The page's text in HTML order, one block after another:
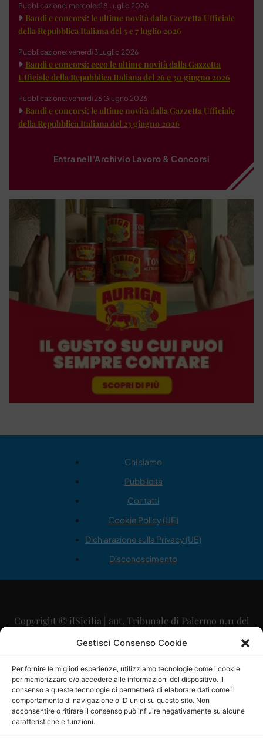
Gestisci Consenso Cookie
Per fornire le migliori esperienze, utilizziamo tecnologie come i cookie
per memorizzare e/o accedere alle informazioni del dispositivo. Il
consenso a queste tecnologie ci permetterà di elaborare dati come il
comportamento di navigazione o ID unici su questo sito. Non
acconsentire o ritirare il consenso può influire negativamente su alcune
caratteristiche e funzioni.
Pubblicazione: mercoledì 8 Luglio 2026
Bandi e concorsi: le ultime novità dalla Gazzetta Ufficiale
della Repubblica Italiana del 3 e 7 luglio 2026
Pubblicazione: venerdì 3 Luglio 2026
Bandi e concorsi: ecco le ultime novità dalla Gazzetta
Ufficiale della Repubblica Italiana del 26 e 30 giugno 2026
Pubblicazione: venerdì 26 Giugno 2026
Bandi e concorsi: le ultime novità dalla Gazzetta Ufficiale
della Repubblica Italiana del 23 giugno 2026
Entra nell'Archivio Lavoro & Concorsi
Chi siamo
Pubblicità
Contatti
Cookie Policy (UE)
Dichiarazione sulla Privacy (UE)
Disconoscimento
Copyright © ilSicilia | aut. Tribunale di Palermo n.11 del
29/09/2015
Direttore Editoriale: Maurizio Scaglione
Direttore Responsabile: Maria Calabrese